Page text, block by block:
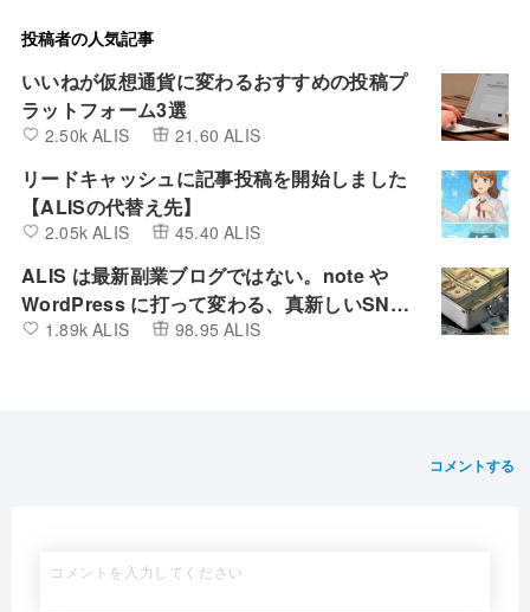
投稿者の人気記事
いいねが仮想通貨に変わるおすすめの投稿プ
ラットフォーム3選
2.50k ALIS 21.60 ALIS
リードキャッシュに記事投稿を開始しました
【ALISの代替え先】
2.05k ALIS 45.40 ALIS
ALIS は最新副業ブログではない。note や
WordPress に打って変わる、真新しいSNS
とBlogの融合したプラットフォーム
1.89k ALIS 98.95 ALIS
コメントする